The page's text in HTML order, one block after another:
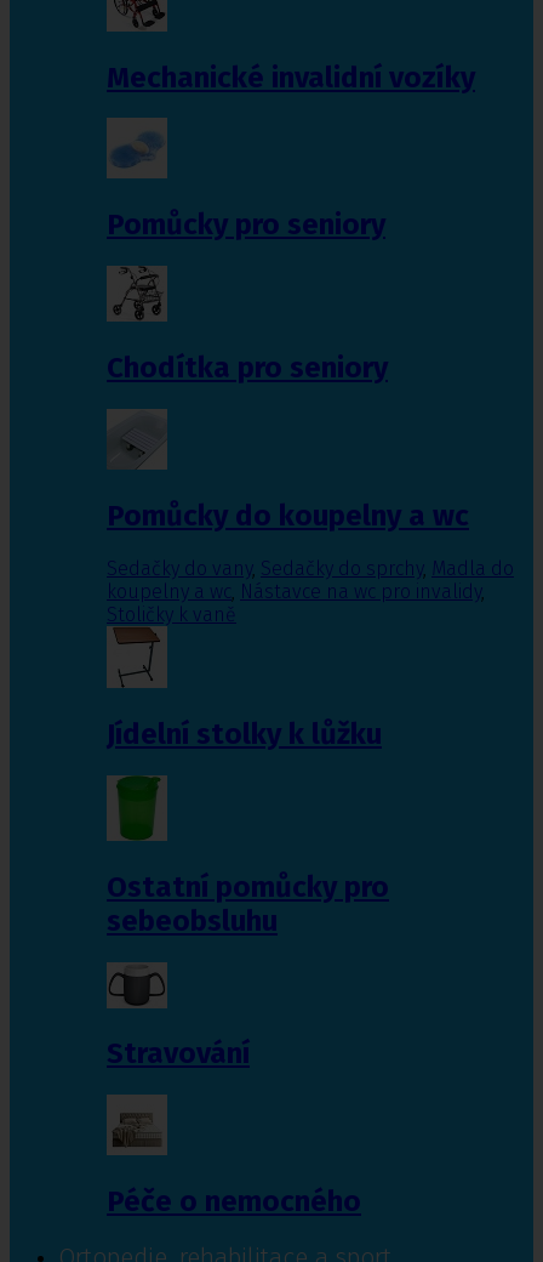
Mechanické invalidní vozíky
Pomůcky pro seniory
Chodítka pro seniory
Pomůcky do koupelny a wc
Sedačky do vany, Sedačky do sprchy, Madla do
koupelny a wc, Nástavce na wc pro invalidy,
Stoličky k vaně
Jídelní stolky k lůžku
Ostatní pomůcky pro
sebeobsluhu
Stravování
Péče o nemocného